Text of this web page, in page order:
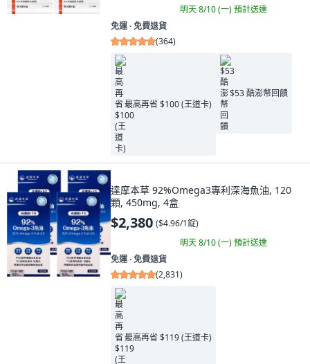
明天 8/10 (一)預計送達
免運 ∙ 免費退貨
(364)
最高再省 $100 (王道卡)
$53 酷澎幣回饋
達摩本草 92%Omega3專利深海魚油, 120
顆, 450mg, 4盒
$2,380 ($4.96/1錠)
明天 8/10 (一)預計送達
免運 ∙ 免費退貨
(2,831)
最高再省 $119 (王道卡)